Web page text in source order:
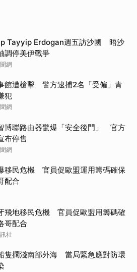
Tayyip Erdogan週五訪沙國 晤沙
調停美伊戰爭
網
館遭槍擊 警方逮捕2名「受僱」青
犯
網
博聯路由器驚爆「安全後門」 官方
布停售
網
移民危機 官員促歐盟運用籌碼確保
配合
飛地移民危機 官員促歐盟用籌碼確
哥配合
社
隻擱淺南部外海 當局緊急應對防環